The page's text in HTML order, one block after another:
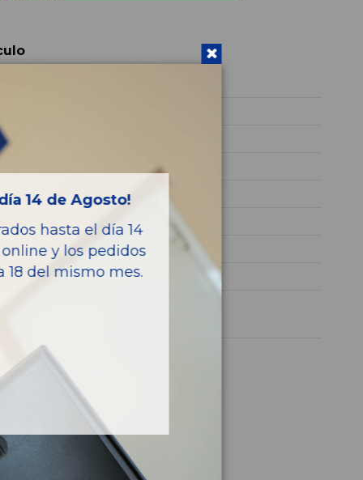
Diesel
S LINE
140CV 103KW
A4 CABRIO (8H)
14 de Agosto!
hasta el día 14
y los pedidos
del mismo mes.